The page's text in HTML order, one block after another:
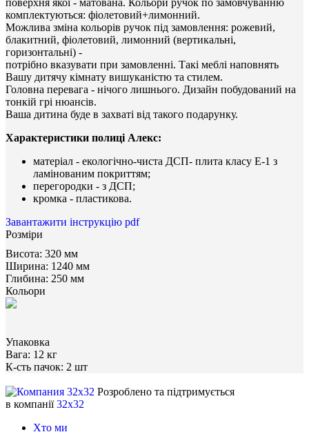
поверхня якої - матована. Кольори ручок по замовчуванню
комплектуються: фіолетовий+лимонний.
Можлива зміна кольорів ручок під замовлення: рожевий,
блакитний, фіолетовий, лимонний (вертикальні,
горизонтальні) -
потрібно вказувати при замовленні. Такі меблі наповнять
Вашу дитячу кімнату вишуканістю та стилем.
Головна перевага - нічого лишнього. Дизайн побудований на
тонкій грі нюансів.
Ваша дитина буде в захваті від такого подарунку.
Характеристики полиці Алекс:
матеріал - екологічно-чиста ДСП- плита класу Е-1 з
ламінованим покриттям;
перегородки - з ДСП;
кромка - пластикова.
Завантажити інструкцію pdf
Розміри
Висота: 320 мм
Ширина: 1240 мм
Глибина: 250 мм
Кольори
Упаковка
Вага: 12 кг
К-сть пачок: 2 шт
Розроблено та підтримується
в компанії32x32
Хто ми